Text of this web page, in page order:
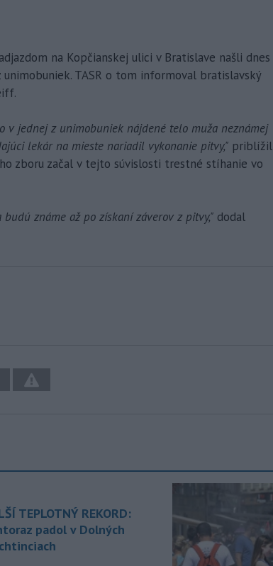
na Kopčianskej ulici v Bratislave našli dnes
TASR o tom informoval bratislavský
v jednej z unimobuniek nájdené telo muža neznámej
lekár na mieste nariadil vykonanie pitvy," priblížil
zboru začal v tejto súvislosti trestné stíhanie vo
známe až po získaní záverov z pitvy," dodal
TEPLOTNÝ REKORD:
padol v Dolných